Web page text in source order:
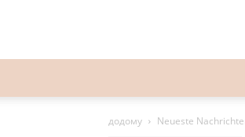
додому Neueste